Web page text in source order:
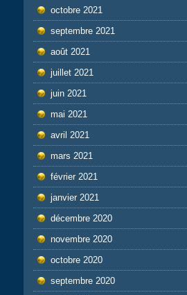
octobre 2021
septembre 2021
août 2021
juillet 2021
juin 2021
mai 2021
avril 2021
mars 2021
février 2021
janvier 2021
décembre 2020
novembre 2020
octobre 2020
septembre 2020